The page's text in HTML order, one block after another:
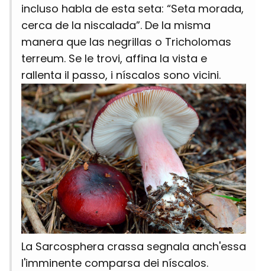
incluso habla de esta seta: “Seta morada,
cerca de la niscalada”. De la misma
manera que las negrillas o Tricholomas
terreum. Se le trovi, affina la vista e
rallenta il passo, i níscalos sono vicini.
La Sarcosphera crassa segnala anch'essa
l'imminente comparsa dei níscalos.